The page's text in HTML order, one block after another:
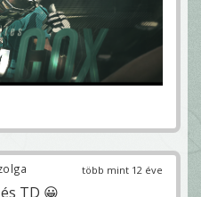
több mint 12 éve
TD 😀